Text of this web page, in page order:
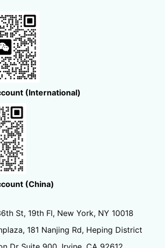
(International)
(China)
St, 19th Fl, New York, NY 10018
181 Nanjing Rd, Heping District